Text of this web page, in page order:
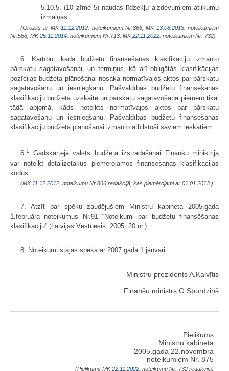
5.10.5. (10 zīme 5) naudas līdzekļu aizdevumiem atlikumu
izmaiņas.
(Grozīts ar MK 11.12.2012. noteikumiem Nr.866; MK 13.08.2013. noteikumiem
Nr.558; MK25.11.2014. noteikumiem Nr.713; MK22.11.2022. noteikumiem Nr. 732)
6. Kārtību, kādā budžetu finansēšanas klasifikāciju izmanto
pārskatu sagatavošanai, un termiņus, kā arī obligātās klasifikācijas
pozīcijas budžeta plānošanai nosaka normatīvajos aktos par pārskatu
sagatavošanu un iesniegšanu. Pašvaldības budžetu finansēšanas
klasifikāciju budžeta uzskaitē un pārskatu sagatavošanā piemēro tikai
tādā apjomā, kāds noteikts normatīvajos aktos par pārskatu
sagatavošanu un iesniegšanu. Pašvaldības budžetu finansēšanas
klasifi­kāciju budžeta plānošanai izmanto atbilstoši saviem ieskatiem.
6.1
Gadskārtējā valsts budžeta izstrādāšanai Finanšu ministrija
var noteikt detalizētākus piemērojamos finansēšanas klasifikācijas
kodus.
(MK 11.12.2012. noteikumu Nr.866 redakcijā, kas piemērojami ar 01.01.2013.)
7. Atzīt par spēku zaudējušiem Ministru kabineta 2005.gada
1.februāra noteikumus Nr.91 “Noteikumi par budžetu finansēšanas
klasifikāciju” (Latvijas Vēstnesis, 2005, 20.nr.).
8. Noteikumi stājas spēkā ar 2007.gada 1.janvāri.
Ministru prezidents A.Kalvītis
Finanšu ministrs O.Spurdziņš
Pielikums
Ministru kabineta
2005.gada 22.novembra
noteikumiem Nr. 875
(Pielikums MK22.11.2022. noteikumu Nr. 732 redakcijā)